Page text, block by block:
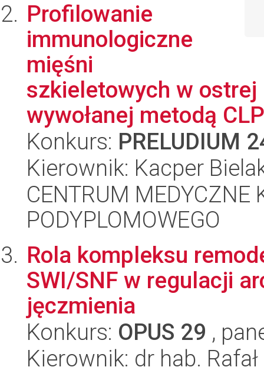
Profilowanie
immunologiczne
mięśni
szkieletowych w ostrej
wywołanej metodą
Konkurs: PRELUDIUM
Kierownik: Kacper
CENTRUM MEDYCZNE
PODYPLOMOWEGO
Rola kompleksu
SWI/SNF w regulacji
jęczmienia
Konkurs: OPUS 29 ,
Kierownik: dr hab.